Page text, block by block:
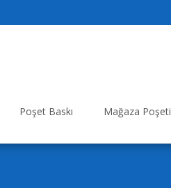
Poşet Baskı Mağaza Poşeti